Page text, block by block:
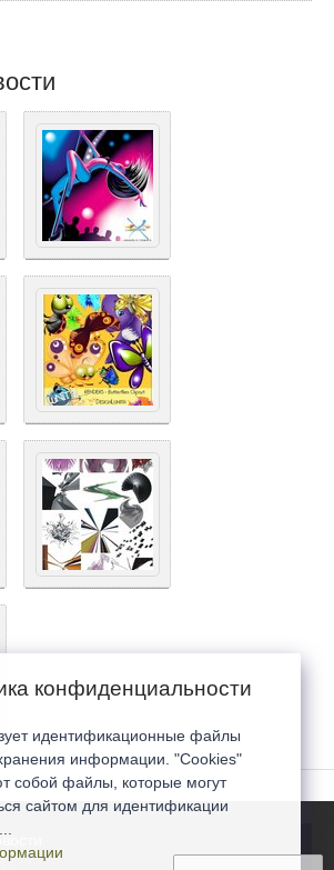
конфиденциальности
идентификационные файлы
информации. "Cookies"
собой файлы, которые могут
сайтом для идентификации